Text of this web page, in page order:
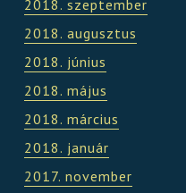
2018. szeptember
2018. augusztus
2018. június
2018. május
2018. március
2018. január
2017. november